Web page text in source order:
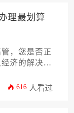
理最划算
，您是否正
济的解决方
包服务的全
616 人看过